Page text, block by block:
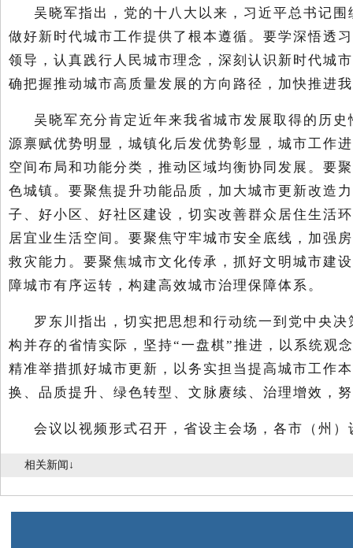
吴晓军指出，党的十八大以来，习近平总书记
做好新时代城市工作提供了根本遵循。要学深悟透
领导，认真践行人民城市理念，深刻认识新时代城
确把握推动城市高质量发展的方向路径，加快推进
吴晓军充分肯定近年来我省城市发展取得的历
源禀赋优势明显，城镇化后发优势彰显，城市工作
空间布局和功能分类，推动区域均衡协同发展。要
色城镇。要聚焦提升功能品质，加大城市更新改造
子、好小区、好社区建设，切实改善群众居住生活
居宜业生活空间。要聚焦守牢城市安全底线，加强
救灾能力。要聚焦城市文化传承，抓好文明城市建
障城市有序运转，构建高效城市治理保障体系。
罗东川指出，切实把思想和行动统一到党中央
构并存的省情实际，坚持“一盘棋”推进，以系统观
精准举措抓好城市更新，以务实担当提高城市工作
换、品质提升、绿色转型、文脉赓续、治理增效，
会议以视频形式召开，省设主会场，各市（州）
相关新闻↓